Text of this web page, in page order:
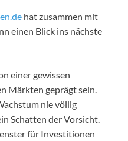
hat zusammen mit
einen Blick ins nächste
einer gewissen
Märkten geprägt sein.
nie völlig
Schatten der Vorsicht.
für Investitionen